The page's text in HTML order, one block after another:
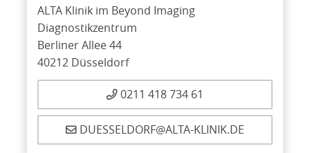
ALTA Klinik im Beyond Imaging
Diagnostikzentrum
Berliner Allee 44
40212 Düsseldorf
0211 418 734 61
DUESSELDORF@ALTA-KLINIK.DE